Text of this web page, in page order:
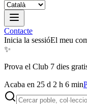
Contacte
Inicia la sessióEl meu
✨
Prova el Club 7 dies
Acaba en 25 d 2 h 6 min